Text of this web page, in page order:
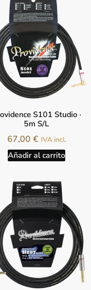
S101 Studio ·
5m S/L
67,00 € IVA incl.
Añadir al carrito